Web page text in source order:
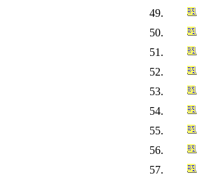
49.
50.
51.
52.
53.
54.
55.
56.
57.